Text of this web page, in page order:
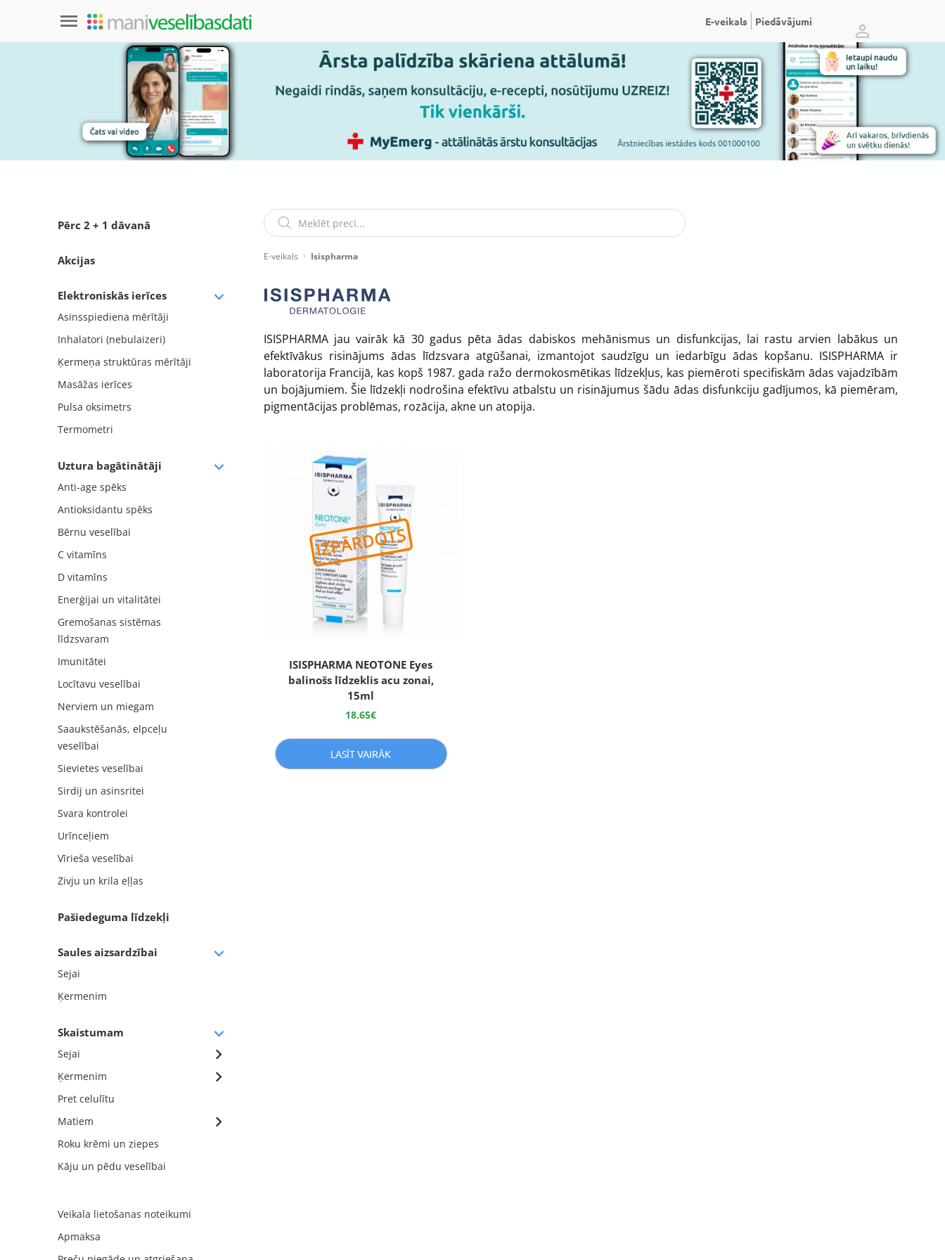
E-veikals Piedāvājumi
Pērc 2 + 1 dāvanā
Akcijas
Elektroniskās ierīces
Asinsspiediena mērītāji
Inhalatori (nebulaizeri)
Ķermeņa struktūras mērītāji
Masāžas ierīces
Pulsa oksimetrs
Termometri
Uztura bagātinātāji
Anti-age spēks
Antioksidantu spēks
Bērnu veselībai
C vitamīns
D vitamīns
Enerģijai un vitalitātei
Gremošanas sistēmas
līdzsvaram
Imunitātei
Locītavu veselībai
Nerviem un miegam
Saaukstēšanās, elpceļu
veselībai
Sievietes veselībai
Sirdij un asinsritei
Svara kontrolei
Urīnceļiem
Vīrieša veselībai
Zivju un krila eļļas
Pašiedeguma līdzekļi
Saules aizsardzībai
Sejai
Ķermenim
Skaistumam
Sejai
Ķermenim
Pret celulītu
Matiem
Roku krēmi un ziepes
Kāju un pēdu veselībai
Veikala lietošanas noteikumi
Apmaksa
E-veikals Isispharma
ISISPHARMA jau vairāk kā 30 gadus pēta ādas dabiskos mehānismus un disfunkcijas, lai rastu arvien labākus un
efektīvākus risinājums ādas līdzsvara atgūšanai, izmantojot saudzīgu un iedarbīgu ādas kopšanu. ISISPHARMA ir
laboratorija Francijā, kas kopš 1987. gada ražo dermokosmētikas līdzekļus, kas piemēroti specifiskām ādas vajadzībām
un bojājumiem. Šie līdzekļi nodrošina efektīvu atbalstu un risinājumus šādu ādas disfunkciju gadījumos, kā piemēram,
pigmentācijas problēmas, rozācija, akne un atopija.
ISISPHARMA NEOTONE Eyes
balinošs līdzeklis acu zonai,
15ml
18.65€
LASĪT VAIRĀK